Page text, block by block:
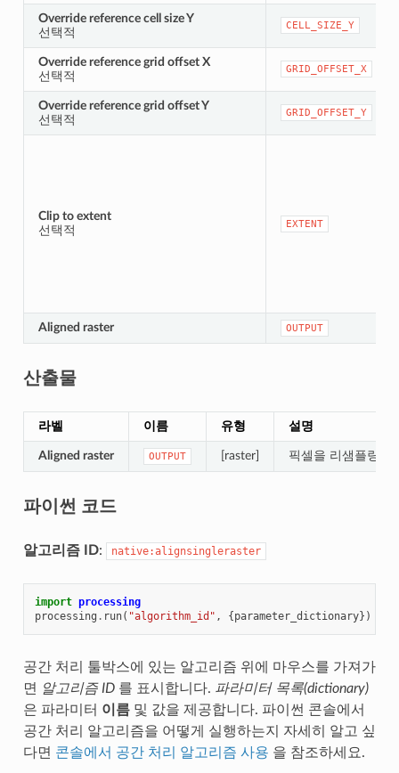
Override reference cell size Y
선택적
CELL_SIZE_Y
Override reference grid offset X
선택적
GRID_OFFSET_X
Override reference grid offset Y
선택적
GRID_OFFSET_Y
Clip to extent
선택적
EXTENT
Aligned raster OUTPUT
산출물
라벨 이름 유형 설명
Aligned raster OUTPUT [raster] 픽셀을 리샘플링한
파이썬 코드
알고리즘 ID: native:alignsingleraster
import processing
processing . run( "algorithm_id" , {parameter_dictionary})
공간 처리 툴박스에 있는 알고리즘 위에 마우스를 가져가
면
알고리즘 ID를 표시합니다. 파라미터 목록(dictionary)
은 파라미터 이름및 값을 제공합니다. 파이썬 콘솔에서
공간 처리 알고리즘을 어떻게 실행하는지 자세히 알고 싶
다면 콘솔에서 공간 처리 알고리즘 사용 을 참조하세요.